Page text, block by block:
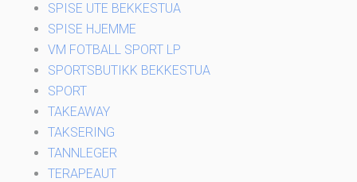
SPISE UTE BEKKESTUA
SPISE HJEMME
VM FOTBALL SPORT LP
SPORTSBUTIKK BEKKESTUA
SPORT
TAKEAWAY
TAKSERING
TANNLEGER
TERAPEAUT